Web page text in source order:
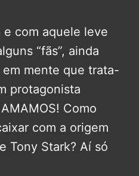
e com aquele leve
“fãs”, ainda
mente que trata-
protagonista
Como
com a origem
Tony Stark? Aí só